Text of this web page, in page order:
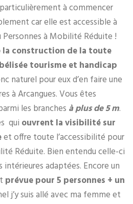
à commencer
car elle est accessible à
Personnes à Mobilité Réduite !
construction de la toute
tourisme et handicap
naturel pour eux d’en faire une
à Arcangues. Vous êtes
les branches à plus de 5 m.
qui ouvrent la visibilité sur
et offre toute l’accessibilité pour
Réduite. Bien entendu celle-ci
adaptées. Encore un
prévue pour 5 personnes + un
j’y suis allé avec ma femme et